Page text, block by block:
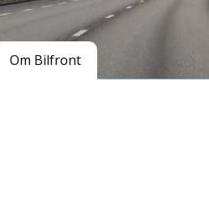
Om Bilfront